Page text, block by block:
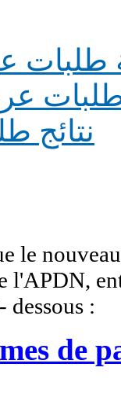
طلبات
طلبات
نتائج
le
l'APDN,
dessous :
de